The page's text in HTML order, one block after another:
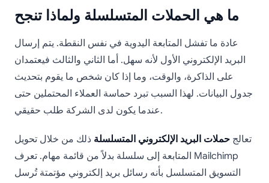
ما هي الحملات المتسلسلة ولماذا تنجح
عادة ما تفشل المتابعة اليدوية في نفس النقطة. يتم إرسال
البريد الإلكتروني الأول لأنه سهل. أما الثاني والثالث فيعتمدان
على الذاكرة، والوقت، وما إذا كان شخص ما يقوم بتحديث
جدول البيانات. لهذا السبب تبرد حماسة العملاء المحتملين حتى
عندما يكون لدى الشركة طلب حقيقي.
تعالج حملات البريد الإلكتروني المتسلسلة ذلك من خلال تحويل
المتابعة إلى سلسلة بدلاً من قائمة مهام. تعرف Mailchimp
التسويق المتسلسل بأنه رسائل بريد إلكتروني مؤتمتة تُرسل